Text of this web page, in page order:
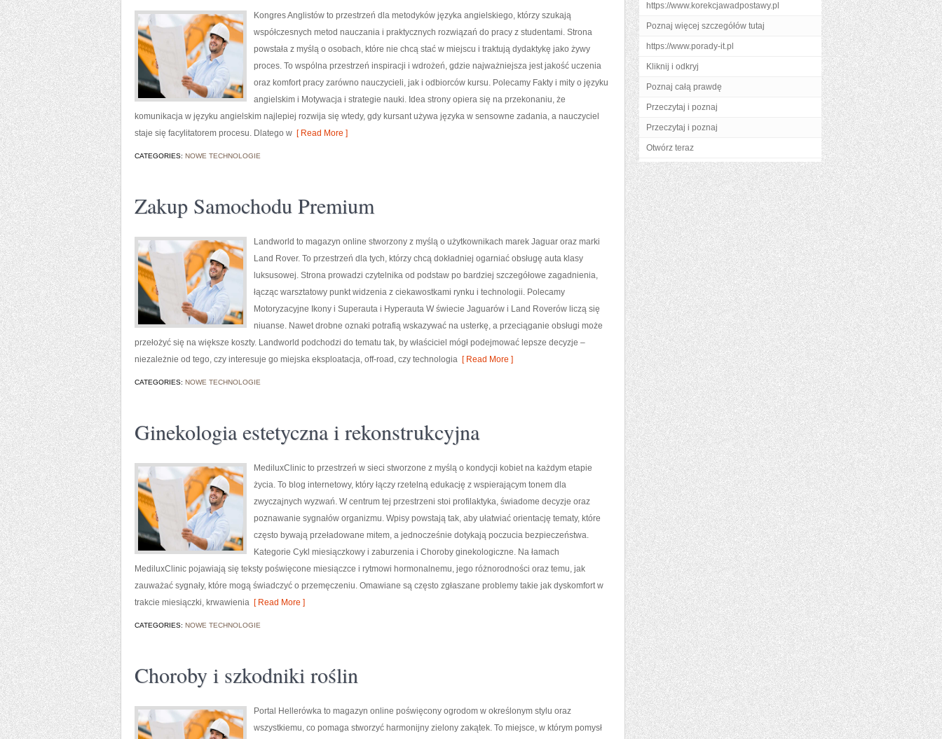
Kongres Anglistów to przestrzeń dla metodyków języka angielskiego, którzy szukają
współczesnych metod nauczania i praktycznych rozwiązań do pracy z studentami. Strona
powstała z myślą o osobach, które nie chcą stać w miejscu i traktują dydaktykę jako żywy
proces. To wspólna przestrzeń inspiracji i wdrożeń, gdzie najważniejsza jest jakość uczenia
oraz komfort pracy zarówno nauczycieli, jak i odbiorców kursu. Polecamy Fakty i mity o języku
angielskim i Motywacja i strategie nauki. Idea strony opiera się na przekonaniu, że
komunikacja w języku angielskim najlepiej rozwija się wtedy, gdy kursant używa języka w sensowne zadania, a nauczyciel
staje się facylitatorem procesu. Dlatego w [ Read More ]
CATEGORIES: NOWE TECHNOLOGIE
Zakup Samochodu Premium
Landworld to magazyn online stworzony z myślą o użytkownikach marek Jaguar oraz marki
Land Rover. To przestrzeń dla tych, którzy chcą dokładniej ogarniać obsługę auta klasy
luksusowej. Strona prowadzi czytelnika od podstaw po bardziej szczegółowe zagadnienia,
łącząc warsztatowy punkt widzenia z ciekawostkami rynku i technologii. Polecamy
Motoryzacyjne Ikony i Superauta i Hyperauta W świecie Jaguarów i Land Roverów liczą się
niuanse. Nawet drobne oznaki potrafią wskazywać na usterkę, a przeciąganie obsługi może
przełożyć się na większe koszty. Landworld podchodzi do tematu tak, by właściciel mógł podejmować lepsze decyzje –
niezależnie od tego, czy interesuje go miejska eksploatacja, off-road, czy technologia [ Read More ]
CATEGORIES: NOWE TECHNOLOGIE
Ginekologia estetyczna i rekonstrukcyjna
MediluxClinic to przestrzeń w sieci stworzone z myślą o kondycji kobiet na każdym etapie
życia. To blog internetowy, który łączy rzetelną edukację z wspierającym tonem dla
zwyczajnych wyzwań. W centrum tej przestrzeni stoi profilaktyka, świadome decyzje oraz
poznawanie sygnałów organizmu. Wpisy powstają tak, aby ułatwiać orientację tematy, które
często bywają przeładowane mitem, a jednocześnie dotykają poczucia bezpieczeństwa.
Kategorie Cykl miesiączkowy i zaburzenia i Choroby ginekologiczne. Na łamach
MediluxClinic pojawiają się teksty poświęcone miesiączce i rytmowi hormonalnemu, jego różnorodności oraz temu, jak
zauważać sygnały, które mogą świadczyć o przemęczeniu. Omawiane są często zgłaszane problemy takie jak dyskomfort w
trakcie miesiączki, krwawienia [ Read More ]
CATEGORIES: NOWE TECHNOLOGIE
Choroby i szkodniki roślin
Portal Hellerówka to magazyn online poświęcony ogrodom w określonym stylu oraz
wszystkiemu, co pomaga stworzyć harmonijny zielony zakątek. To miejsce, w którym pomysł
https://www.korekcjawadpostawy.pl
Poznaj więcej szczegółów tutaj
https://www.porady-it.pl
Kliknij i odkryj
Poznaj całą prawdę
Przeczytaj i poznaj
Przeczytaj i poznaj
Otwórz teraz